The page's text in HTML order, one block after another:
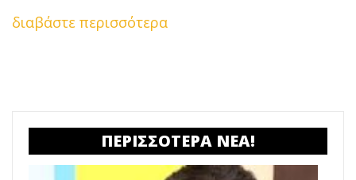
διαβάστε περισσότερα
ΠΕΡΙΣΣΟΤΕΡΑ ΝΕΑ!